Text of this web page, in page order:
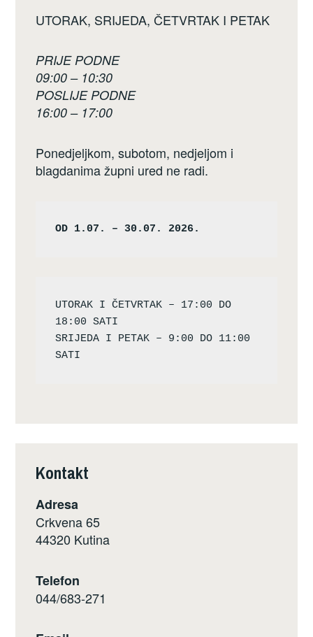
UTORAK, SRIJEDA, ČETVRTAK I PETAK
PRIJE PODNE
09:00 – 10:30
POSLIJE PODNE
16:00 – 17:00
Ponedjeljkom, subotom, nedjeljom i
blagdanima župni ured ne radi.
OD 1.07. – 30.07. 2026.
UTORAK I ČETVRTAK – 17:00 DO
18:00 SATI
SRIJEDA I PETAK – 9:00 DO 11:00
Kontakt
Adresa
Crkvena 65
44320 Kutina
Telefon
044/683-271